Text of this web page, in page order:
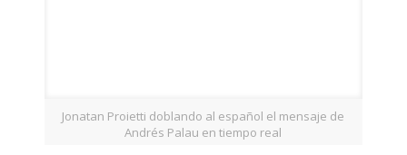
Jonatan Proietti doblando al español el mensaje de
Andrés Palau en tiempo real